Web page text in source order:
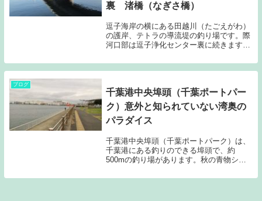
裏 渚橋（なぎさ橋）
逗子海岸の横にある田越川（たごえがわ）
の護岸、テトラの導流堤の釣り場です。際
河口部は逗子浄化センター裏に続きます
堤）側かまたは南側のなぎさ珈琲（旧逗子
デニーズ）裏の護岸（満潮時は水没しま
ブログ
千葉港中央埠頭（千葉ポートパー
ク）意外と知られていない湾奥の
パラダイス
千葉港中央埠頭（千葉ポートパーク）は、
千葉港にある釣りのできる埠頭で、約
500mの釣り場があります。秋の青物シー
などの実績もあります。